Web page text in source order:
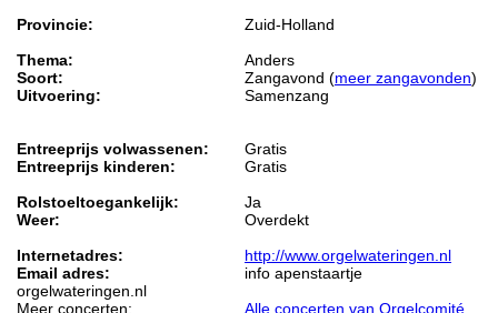
Provincie:
Zuid-Holland
Thema:
Anders
Soort:
Zangavond (meer zangavonden)
Uitvoering:
Samenzang
Entreeprijs volwassenen:
Gratis
Entreeprijs kinderen:
Gratis
Rolstoeltoegankelijk:
Ja
Weer:
Overdekt
Internetadres:
http://www.orgelwateringen.nl
Email adres:
info apenstaartje
orgelwateringen.nl
Meer concerten:
Alle concerten van Orgelcomité